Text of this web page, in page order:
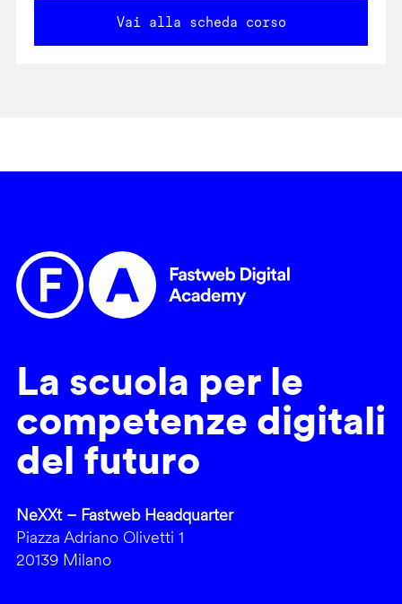
Vai alla scheda corso
La scuola per le
competenze digitali
del futuro
NeXXt – Fastweb Headquarter
Piazza Adriano Olivetti 1
20139 Milano